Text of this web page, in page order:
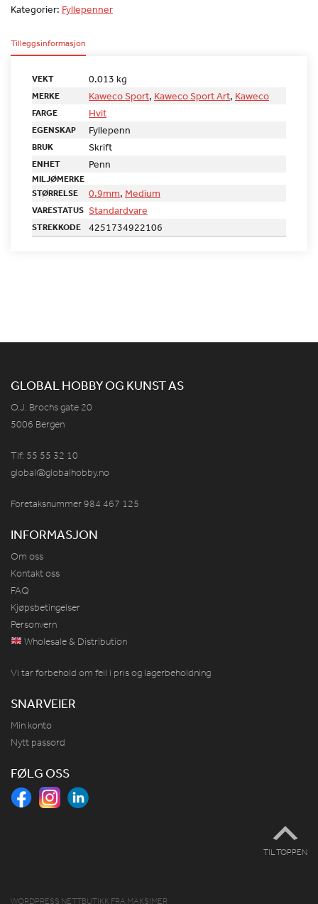
Kategorier: Fyllepenner
Tilleggsinformasjon
VEKT 0.013 kg
MERKE Kaweco Sport, Kaweco Sport Art, Kaweco
FARGE Hvit
EGENSKAP Fyllepenn
BRUK Skrift
ENHET Penn
MILJØMERKE
STØRRELSE
0.9mm, Medium
VARESTATUS Standardvare
STREKKODE 4251734922106
GLOBAL HOBBY OG KUNST AS
O.J. Brochs gate 20
5006 Bergen
Tlf: 55 55 32 10
global@globalhobby.no
Foretaksnummer 984 467 125
INFORMASJON
Om oss
Kontakt oss
FAQ
Kjøpsbetingelser
Personvern
Wholesale & Distribution
Vi tar forbehold om feil i pris og lagerbeholdning
SNARVEIER
Min konto
Nytt passord
FØLG OSS
TIL TOPPEN
WORDPRESS NETTBUTIKK FRA MAKSIMER